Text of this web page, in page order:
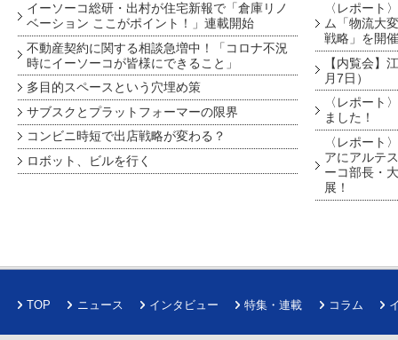
イーソーコ総研・出村が住宅新報で「倉庫リノ
ベーション ここがポイント！」連載開始
不動産契約に関する相談急増中！「コロナ不況
時にイーソーコが皆様にできること」
多目的スペースという穴埋め策
サブスクとプラットフォーマーの限界
コンビニ時短で出店戦略が変わる？
ロボット、ビルを行く
〈レポート
ム「物流大
戦略」を開
【内覧会】
月7日）
〈レポート
ました！
〈レポート
アにアルテ
ーコ部長・
展！
TOP ニュース インタビュー 特集・連載 コラム